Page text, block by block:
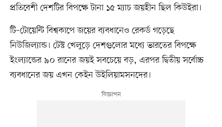
প্রতিবেশী দেশটির বিপক্ষে টানা ১৫ ম্যাচ জয়হীন ছিল কিউইরা।
টি–টোয়েন্টি বিশ্বকাপে জয়ের ব্যবধানেও রেকর্ড গড়েছে
নিউজিল্যান্ড। টেস্ট খেলুড়ে দেশগুলোর মধ্যে ভারতের বিপক্ষে
ইংল্যান্ডের ৯০ রানের জয়ই সবচেয়ে বড়, এরপর দ্বিতীয় সর্বোচ্চ
ব্যবধানের জয় এখন কেইন উইলিয়ামসনদের।